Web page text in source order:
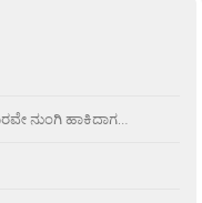
ನುಂಗಿ ಹಾಕಿದಾಗ…